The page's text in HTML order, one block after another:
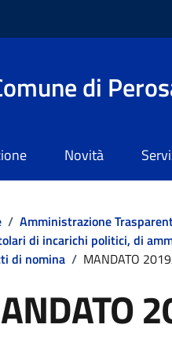
di
Novità
/ Amministrazione
di incarichi politici, di
di nomina / MANDATO